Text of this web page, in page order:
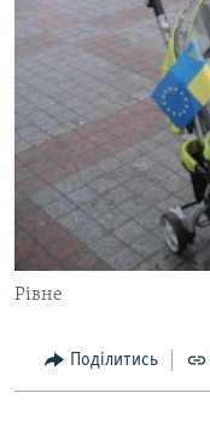
Рівне
Поділитись